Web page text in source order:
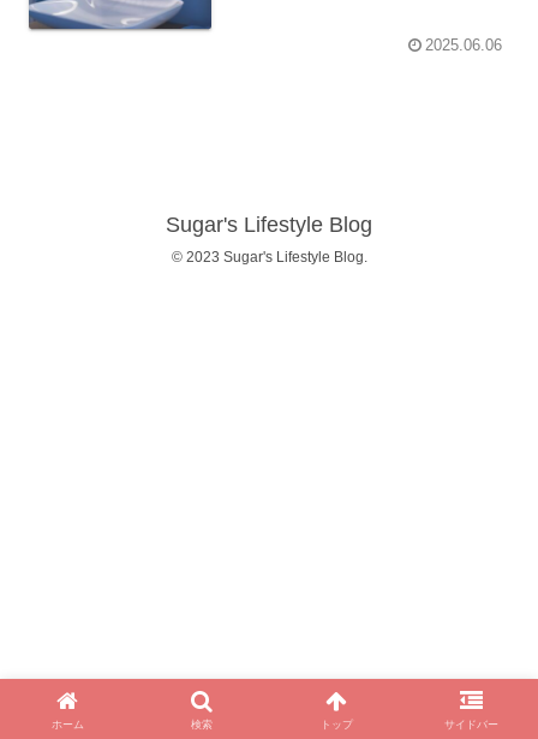
2025.06.06
Sugar's Lifestyle Blog
© 2023 Sugar's Lifestyle Blog.
ホーム 検索 トップ サイドバー